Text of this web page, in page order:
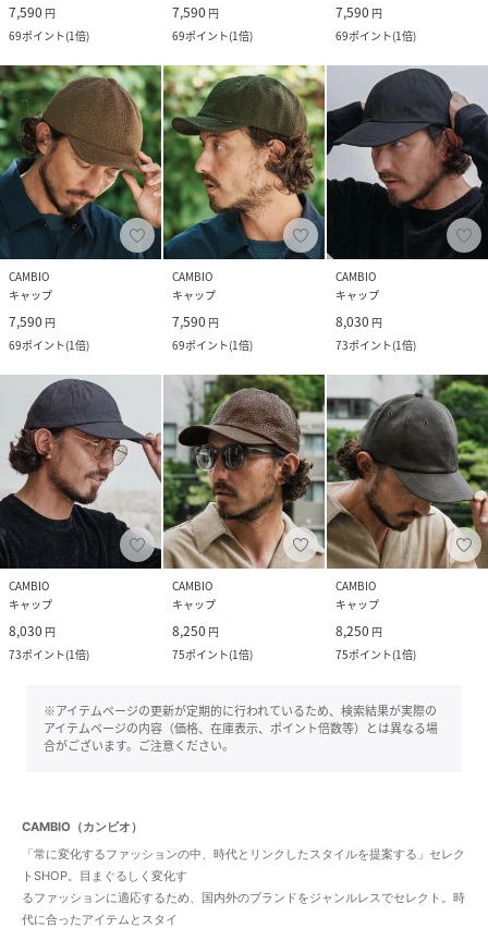
7,590 円
69ポイント(1倍)
7,590 円
69ポイント(1倍)
7,590 円
69ポイント(1倍)
CAMBIO
キャップ
7,590 円
69ポイント(1倍)
CAMBIO
キャップ
7,590 円
69ポイント(1倍)
CAMBIO
キャップ
8,030 円
73ポイント(1倍)
CAMBIO
キャップ
8,030 円
73ポイント(1倍)
CAMBIO
キャップ
8,250 円
75ポイント(1倍)
CAMBIO
キャップ
8,250 円
75ポイント(1倍)
※アイテムページの更新が定期的に行われているため、検索結果が実際の
アイテムページの内容（価格、在庫表示、ポイント倍数等）とは異なる場
合がございます。ご注意ください。
CAMBIO（カンビオ）
「常に変化するファッションの中、時代とリンクしたスタイルを提案する」セレク
トSHOP。目まぐるしく変化す
るファッションに適応するため、国内外のブランドをジャンルレスでセレクト。時
代に合ったアイテムとスタイ